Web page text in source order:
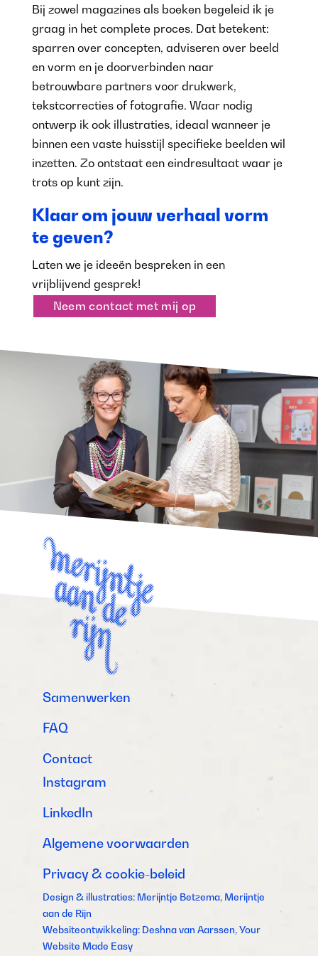
Bij zowel magazines als boeken begeleid ik je
graag in het complete proces. Dat betekent:
sparren over concepten, adviseren over beeld
en vorm en je doorverbinden naar
betrouwbare partners voor drukwerk,
tekstcorrecties of fotografie. Waar nodig
ontwerp ik ook illustraties, ideaal wanneer je
binnen een vaste huisstijl specifieke beelden wil
inzetten. Zo ontstaat een eindresultaat waar je
trots op kunt zijn.
Klaar om jouw verhaal vorm
te geven?
Laten we je ideeën bespreken in een
vrijblijvend gesprek!
Neem contact met mij op
Samenwerken
FAQ
Contact
Instagram
LinkedIn
Algemene voorwaarden
Privacy & cookie-beleid
Design & illustraties: Merijntje Betzema, Merijntje
aan de Rijn
Websiteontwikkeling: Deshna van Aarssen, Your
Website Made Easy